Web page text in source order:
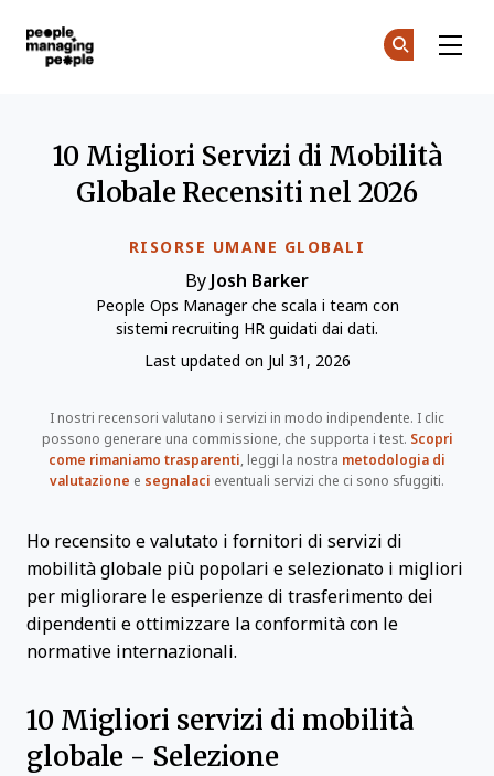
RISORSE UMANE GLOBALI
10 Migliori Servizi di Mobilità
Globale Recensiti nel 2026
By Josh Barker
People Ops Manager che scala i team con
sistemi recruiting HR guidati dai dati.
Last updated on Jul 31, 2026
I nostri recensori valutano i servizi in modo indipendente. I clic
possono generare una commissione, che supporta i test. Scopri
come rimaniamo trasparenti, leggi la nostra metodologia di
valutazione e segnalaci eventuali servizi che ci sono sfuggiti.
Ho recensito e valutato i fornitori di servizi di
mobilità globale più popolari e selezionato i migliori
per migliorare le esperienze di trasferimento dei
dipendenti e ottimizzare la conformità con le
normative internazionali.
10 Migliori servizi di mobilità
globale - Selezione